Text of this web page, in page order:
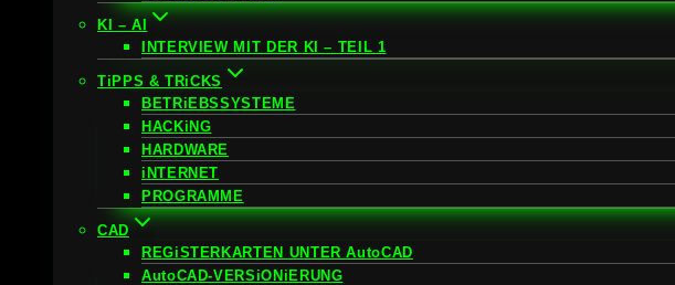
KI – AI
INTERVIEW MIT DER KI – TEIL 1
TiPPS & TRiCKS
BETRiEBSSYSTEME
HACKiNG
HARDWARE
iNTERNET
PROGRAMME
CAD
REGiSTERKARTEN UNTER AutoCAD
AutoCAD-VERSiONiERUNG